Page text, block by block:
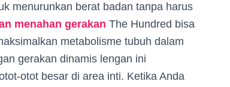
menurunkan berat badan tanpa harus
menahan gerakan The Hundred bisa
metabolisme tubuh dalam
gerakan dinamis lengan ini
otot besar di area inti. Ketika Anda